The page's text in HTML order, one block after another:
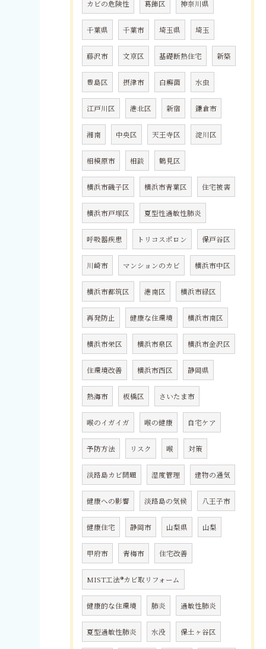
カビの危険性 葛飾区 神奈川県
千葉県 千葉市 埼玉県 埼玉
藤沢市 文京区 基礎断熱住宅 新築
豊島区 摂津市 白癬菌 水虫
江戸川区 港北区 新宿 鎌倉市
湘南 中央区 天王寺区 淀川区
相模原市 相談 鶴見区
横浜市磯子区 横浜市青葉区 住宅被害
横浜市戸塚区 夏型性過敏性肺炎
呼吸器疾患 トリコスポロン 保戸谷区
川崎市 マンションのカビ 横浜市中区
横浜市都筑区 港南区 横浜市緑区
再発防止 健康な住環境 横浜市南区
横浜市栄区 横浜市泉区 横浜市金沢区
住環境改善 横浜市西区 静岡県
熱海市 板橋区 さいたま市
喉のイガイガ 喉の健康 自宅ケア
予防方法 リスク 喉 対策
淡路島カビ問題 湿度管理 建物の通気
健康への影響 淡路島の気候 八王子市
健康住宅 静岡市 山梨県 山梨
甲府市 青梅市 住宅改善
MIST工法®カビ取リフォーム
健康的な住環境 肺炎 過敏性肺炎
夏型過敏性肺炎 水没 保土ヶ谷区